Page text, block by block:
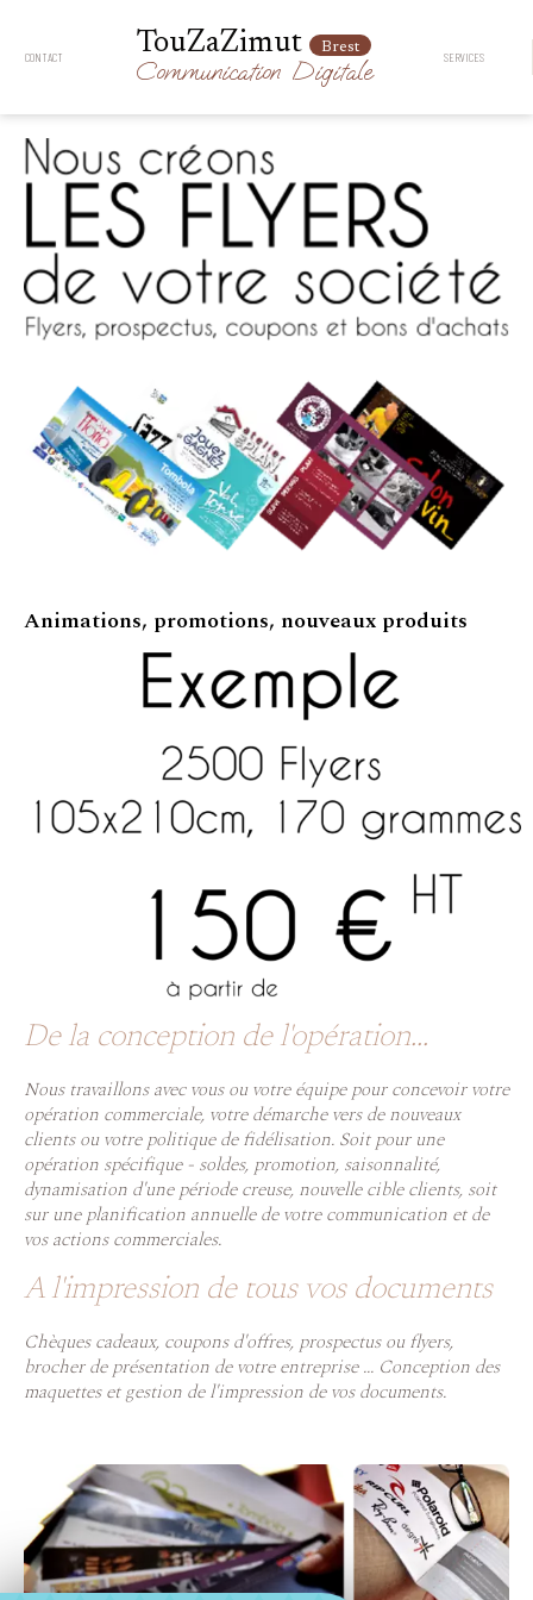
CONTACT TouZaZimut Brest
Communication Digitale SERVICES
Animations, promotions, nouveaux produits
De la conception de l'opération...
Nous travaillons avec vous ou votre équipe pour concevoir votre
opération commerciale, votre démarche vers de nouveaux
clients ou votre politique de fidélisation. Soit pour une
opération spécifique - soldes, promotion, saisonnalité,
dynamisation d'une période creuse, nouvelle cible clients, soit
sur une planification annuelle de votre communication et de
vos actions commerciales.
A l'impression de tous vos documents
Chèques cadeaux, coupons d'offres, prospectus ou flyers,
brocher de présentation de votre entreprise ... Conception des
maquettes et gestion de l'impression de vos documents.